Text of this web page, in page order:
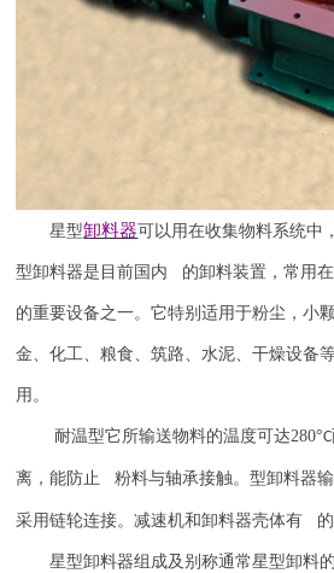
星型卸料器可以用在收集物料系统中
型卸料器是目前国内 的卸料装置，常用
的重要设备之一。它特别适用于粉尘，小
金、化工、粮食、筑路、水泥、干燥设备
用。
耐温型它所输送物料的温度可达280°C
离，能防止 粉料与轴承接触。型卸料器
采用链轮连接。减速机和卸料器壳体有 的
星型卸料器组成及别称通常星型卸料